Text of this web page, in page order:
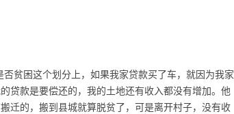
贫困这个划分上，如果我家贷款买了车，就因为我家
贷款是要偿还的，我的土地还有收入都没有增加。他
迁的，搬到县城就算脱贫了，可是离开村子，没有收